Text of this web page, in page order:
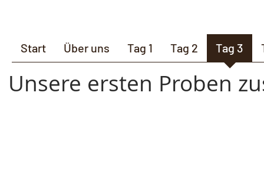
Unsere ersten Proben
Start Über uns Tag 1 Tag 2 Tag 3